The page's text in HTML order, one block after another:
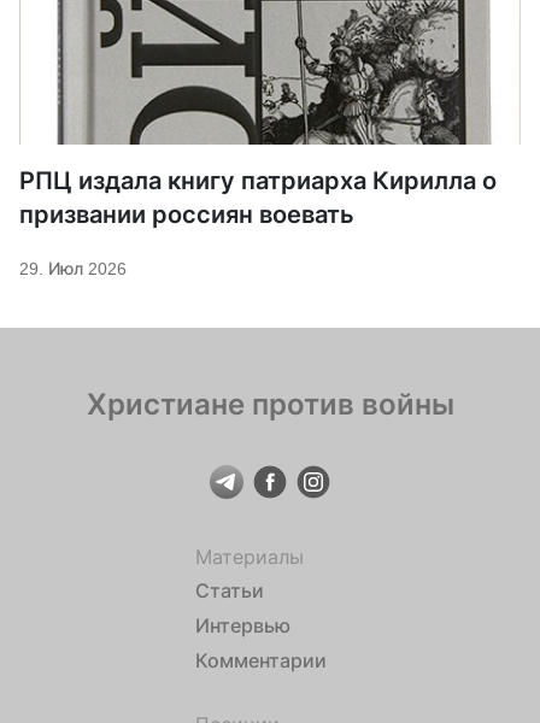
РПЦ издала книгу патриарха Кирилла о
призвании россиян воевать
29. Июл 2026
Христиане против войны
Материалы
Статьи
Интервью
Комментарии